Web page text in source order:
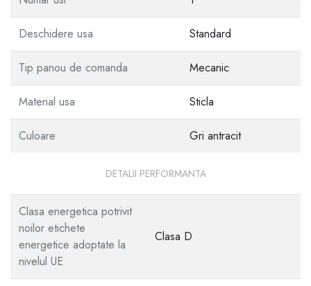
Deschidere usa Standard
Tip panou de comanda Mecanic
Material usa Sticla
Culoare Gri antracit
DETALII PERFORMANTA
Clasa energetica potrivit
noilor etichete
energetice adoptate la
nivelul UE
Clasa D